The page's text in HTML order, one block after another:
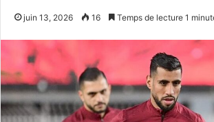
juin 13, 2026 16 Temps de lecture 1